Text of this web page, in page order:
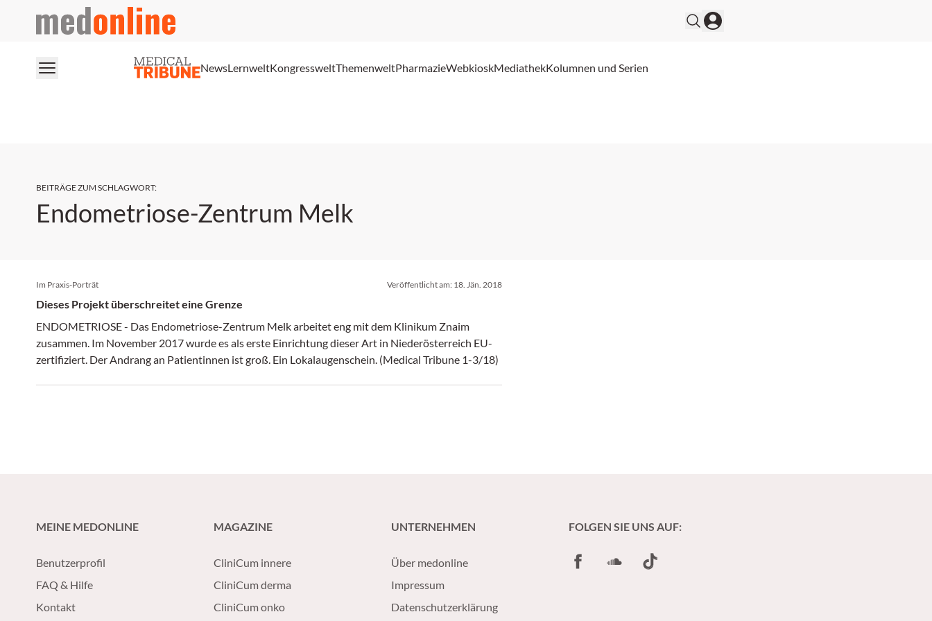
medonline
NewsLernweltKongressweltThemenweltPharmazieWebkioskMediathekKolumnen und Serien
BEITRÄGE ZUM SCHLAGWORT:
Endometriose-Zentrum Melk
Im Praxis-Porträt Veröffentlicht am: 18. Jän. 2018
Dieses Projekt überschreitet eine Grenze
ENDOMETRIOSE - Das Endometriose-Zentrum Melk arbeitet eng mit dem Klinikum Znaim
zusammen. Im November 2017 wurde es als erste Einrichtung dieser Art in Niederösterreich EU-
zertifiziert. Der Andrang an Patientinnen ist groß. Ein Lokalaugenschein. (Medical Tribune 1-3/18)
MEINE MEDONLINE
Benutzerprofil
FAQ & Hilfe
Kontakt
MAGAZINE
CliniCum innere
CliniCum derma
CliniCum onko
UNTERNEHMEN
Über medonline
Impressum
Datenschutzerklärung
FOLGEN SIE UNS AUF:
FacebookSoundCloud
TikTok